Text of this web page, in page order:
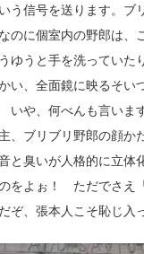
う信号を送ります。
のに個室内の野郎は
ゆうと手を洗っていた
い、全面鏡に映るそ
や、何べんも言いま
、ブリブリ野郎の顔
と臭いが人格的に立
をよぉ！ ただでさえ
ぞ、張本人こそ恥じ入